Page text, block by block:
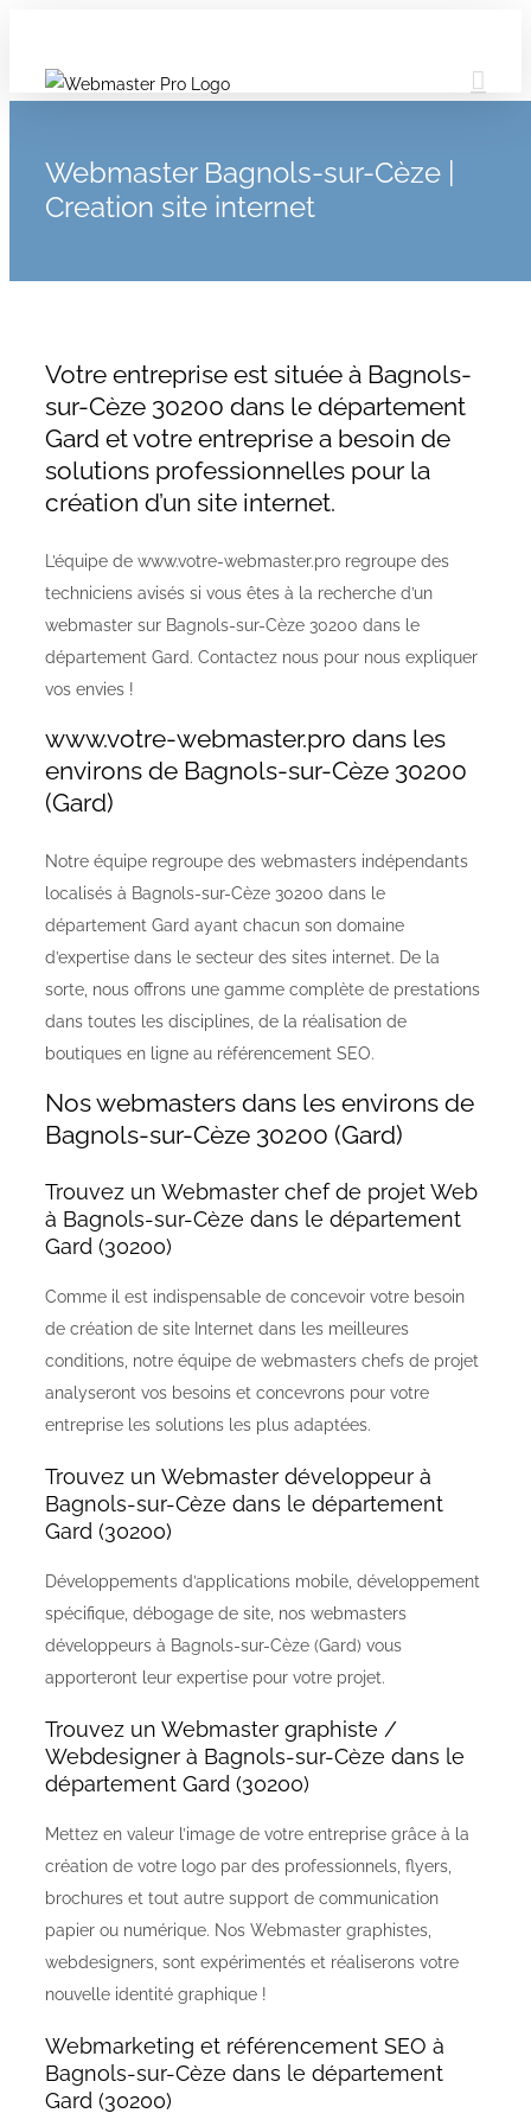
Webmaster Bagnols-sur-Cèze |
Creation site internet
Votre entreprise est située à Bagnols-
sur-Cèze 30200 dans le département
Gard et votre entreprise a besoin de
solutions professionnelles pour la
création d’un site internet.
L’équipe de www.votre-webmaster.pro regroupe des
techniciens avisés si vous êtes à la recherche d’un
webmaster sur Bagnols-sur-Cèze 30200 dans le
département Gard. Contactez nous pour nous expliquer
vos envies !
www.votre-webmaster.pro dans les
environs de Bagnols-sur-Cèze 30200
(Gard)
Notre équipe regroupe des webmasters indépendants
localisés à Bagnols-sur-Cèze 30200 dans le
département Gard ayant chacun son domaine
d’expertise dans le secteur des sites internet. De la
sorte, nous offrons une gamme complète de prestations
dans toutes les disciplines, de la réalisation de
boutiques en ligne au référencement SEO.
Nos webmasters dans les environs de
Bagnols-sur-Cèze 30200 (Gard)
Trouvez un Webmaster chef de projet Web
à Bagnols-sur-Cèze dans le département
Gard (30200)
Comme il est indispensable de concevoir votre besoin
de création de site Internet dans les meilleures
conditions, notre équipe de webmasters chefs de projet
analyseront vos besoins et concevrons pour votre
entreprise les solutions les plus adaptées.
Trouvez un Webmaster développeur à
Bagnols-sur-Cèze dans le département
Gard (30200)
Développements d’applications mobile, développement
spécifique, débogage de site, nos webmasters
développeurs à Bagnols-sur-Cèze (Gard) vous
apporteront leur expertise pour votre projet.
Trouvez un Webmaster graphiste /
Webdesigner à Bagnols-sur-Cèze dans le
département Gard (30200)
Mettez en valeur l’image de votre entreprise grâce à la
création de votre logo par des professionnels, flyers,
brochures et tout autre support de communication
papier ou numérique. Nos Webmaster graphistes,
webdesigners, sont expérimentés et réaliserons votre
nouvelle identité graphique !
Webmarketing et référencement SEO à
Bagnols-sur-Cèze dans le département
Gard (30200)